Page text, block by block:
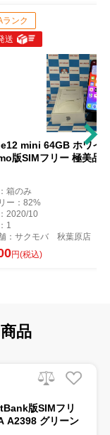
ト MGA63J/A
品
版SIMフリ
A2398 グリーン